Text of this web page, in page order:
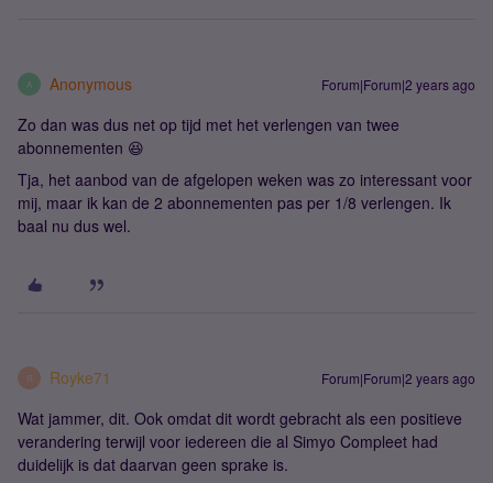
A Anonymous Forum|Forum|2 years ago
Zo dan was dus net op tijd met het verlengen van twee
abonnementen 😆
Tja, het aanbod van de afgelopen weken was zo interessant voor
mij, maar ik kan de 2 abonnementen pas per 1/8 verlengen. Ik
baal nu dus wel.
R Royke71 Forum|Forum|2 years ago
Wat jammer, dit. Ook omdat dit wordt gebracht als een positieve
verandering terwijl voor iedereen die al Simyo Compleet had
duidelijk is dat daarvan geen sprake is.